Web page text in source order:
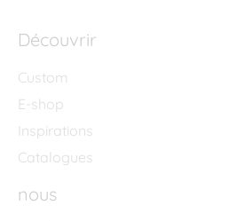
Découvrir
Custom
E-shop
Inspirations
Catalogues
nous